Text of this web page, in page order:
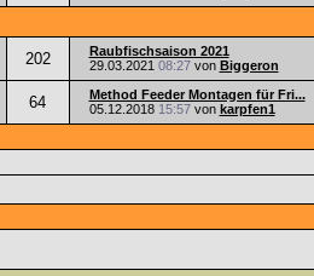
202
Raubfischsaison 2021
29.03.2021 08:27von Biggeron
64
Method Feeder Montagen für Fri...
05.12.2018 15:57von karpfen1